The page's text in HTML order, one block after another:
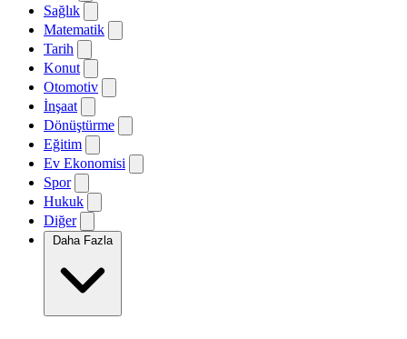
Sağlık
Matematik
Tarih
Konut
Otomotiv
İnşaat
Dönüştürme
Eğitim
Ev Ekonomisi
Spor
Hukuk
Diğer
Daha Fazla